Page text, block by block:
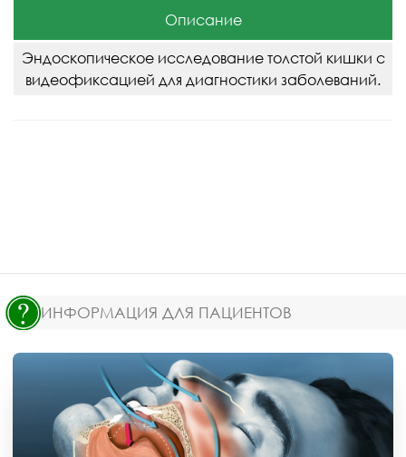
Описание
Эндоскопическое исследование толстой кишки с
видеофиксацией для диагностики заболеваний.
ИНФОРМАЦИЯ ДЛЯ ПАЦИЕНТОВ